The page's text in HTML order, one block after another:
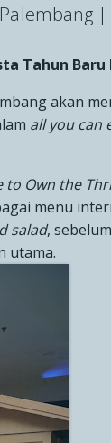
|
Tahun
akan
all you can
Own the
menu
salad,
utama.